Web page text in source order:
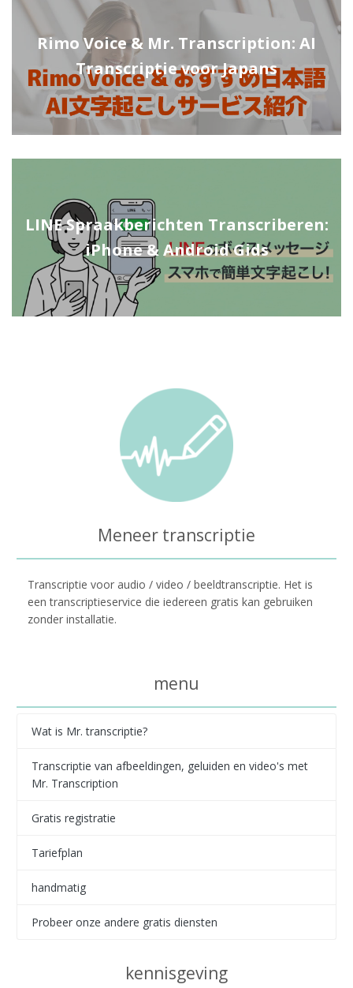
Rimo Voice & Mr. Transcription: AI
Transcriptie voor Japans
LINE Spraakberichten Transcriberen:
iPhone & Android Gids
Meneer transcriptie
Transcriptie voor audio / video / beeldtranscriptie. Het is
een transcriptieservice die iedereen gratis kan gebruiken
zonder installatie.
menu
Wat is Mr. transcriptie?
Transcriptie van afbeeldingen, geluiden en video's met
Mr. Transcription
Gratis registratie
Tariefplan
handmatig
Probeer onze andere gratis diensten
kennisgeving